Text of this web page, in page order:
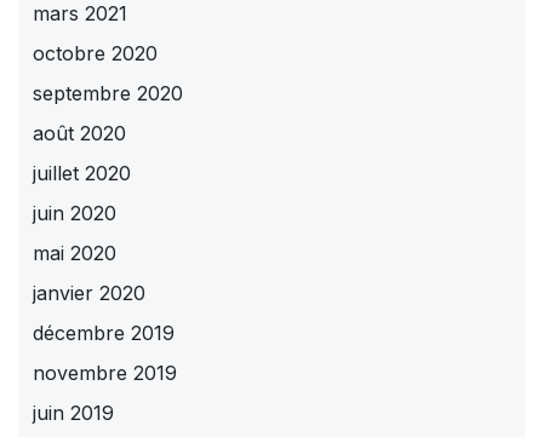
mars 2021
octobre 2020
septembre 2020
août 2020
juillet 2020
juin 2020
mai 2020
janvier 2020
décembre 2019
novembre 2019
juin 2019